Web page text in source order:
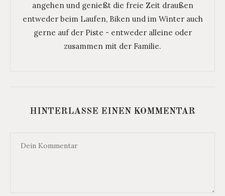
angehen und genießt die freie Zeit draußen
entweder beim Laufen, Biken und im Winter auch
gerne auf der Piste - entweder alleine oder
zusammen mit der Familie.
HINTERLASSE EINEN KOMMENTAR